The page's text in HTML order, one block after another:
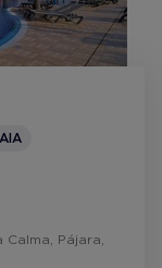
Pájara,